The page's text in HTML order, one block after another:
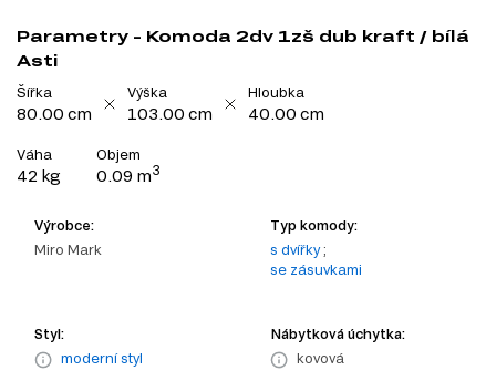
Parametry - Komoda 2dv 1zš dub kraft / bílá
Asti
Šířka
80.00 cm
Výška
103.00 cm
Hloubka
40.00 cm
Váha
42 kg
Objem
0.09 m3
Výrobce:
Miro Mark
Typ komody:
s dvířky;
se zásuvkami
Styl:
moderní styl
Nábytková úchytka:
kovová